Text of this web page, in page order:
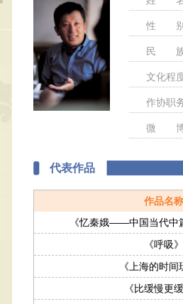
性 别
民 族
文化程
作协职
微 博
代表作品
作品名称
《忆秦娥——中国当代中
《呼吸》
《上海的时间
《比缓慢更缓